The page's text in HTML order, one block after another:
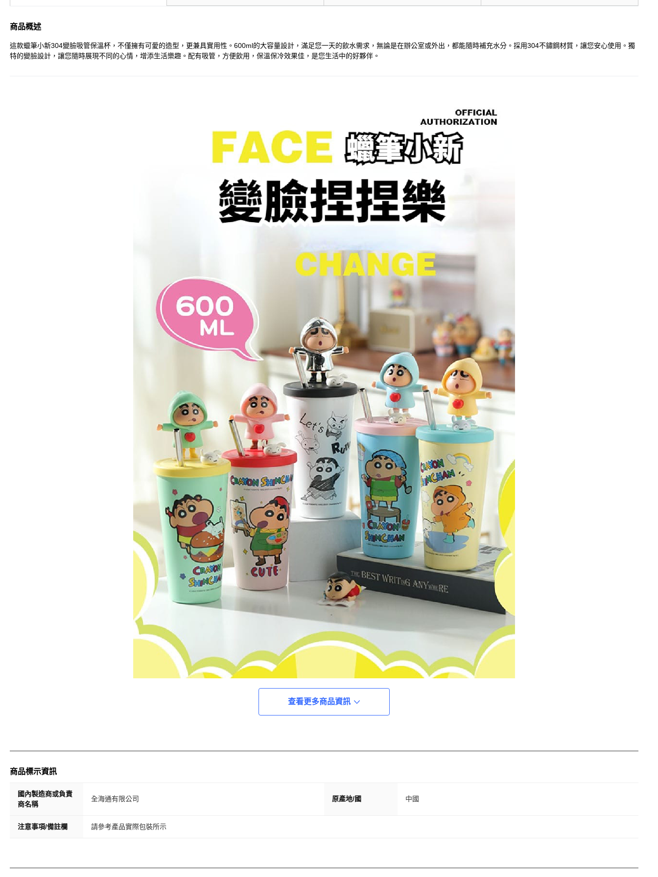
商品概述
這款蠟筆小新304變臉吸管保溫杯，不僅擁有可愛的造型，更兼具實用性。600ml的大容量設計，滿足您一天的飲水需求，無論是在辦公室或外出，都能隨時補充水分。採用304不鏽鋼材質，讓您安心使用。獨
特的變臉設計，讓您隨時展現不同的心情，增添生活樂趣。配有吸管，方便飲用，保溫保冷效果佳，是您生活中的好夥伴。
查看更多商品資訊
商品標示資訊
國內製造商或負責
商名稱
全海通有限公司 原產地/國 中國
注意事項/備註欄 請參考產品實際包裝所示